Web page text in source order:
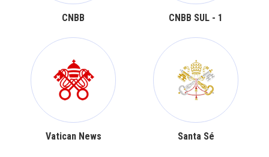
CNBB CNBB SUL - 1
Vatican News Santa Sé